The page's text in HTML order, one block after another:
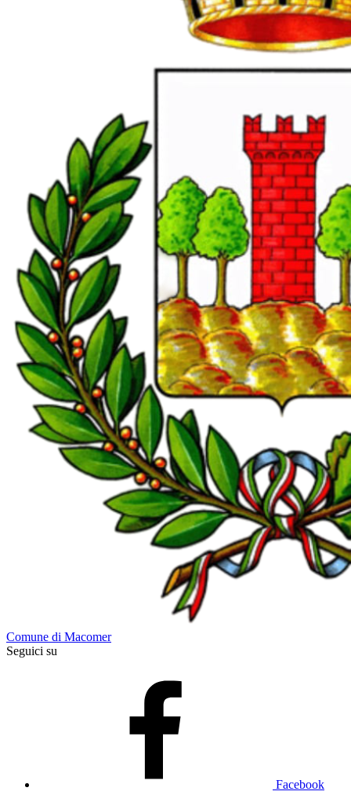
Comune di Macomer
Seguici su
Facebook